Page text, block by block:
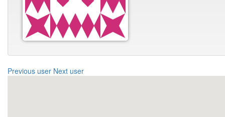
Previous user Next user